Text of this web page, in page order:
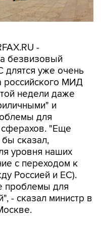
-
безвизовый
уже очень
российского МИД
недели даже
и
для
сферахов. "Еще
сказал,
уровня наших
с переходом к
Россией и ЕС).
проблемы для
- сказал министр в